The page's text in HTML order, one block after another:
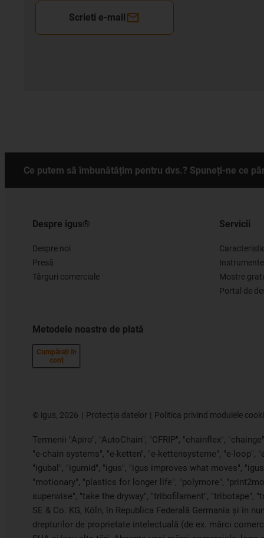
Scrieti e-mail
Ce putem să îmbunătățim pentru dvs.? Spuneți-ne ce
Despre igus®
Despre noi
Presă
Târguri comerciale
Metodele noastre de plată
Cumpărați în
cont
Servicii
Mostre
Portal de
© igus, 2026 Protecția datelor Politica privind modulele
Termenii "Apiro", "AutoChain", "CFRIP", "chainflex",
"e-chain systems", "e-ketten", "e-kettensysteme", "e-loop",
"igubal", "igumid", "igus", "igus improves what moves",
"motionary", "plastics for longer life", "polymore",
superwise", "take the dryway", "tribofilament", "tribotape",
SE & Co. KG, Köln, în Republica Federală Germania și în
drepturilor de proprietate intelectuală (de ex. mărci